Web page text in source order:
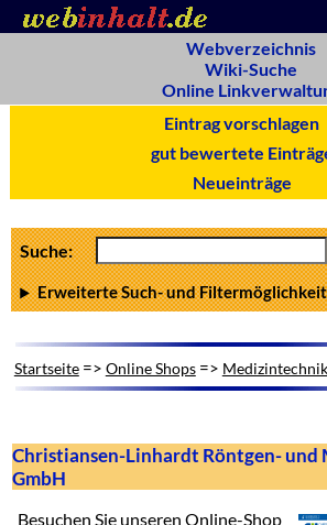
Webverzeichnis
Wiki-Suche
Online
Eintrag vorschlagen
gut bewertete
Neueinträge
Suche:
Erweiterte Such- und
Startseite=> Online Shops=> Medizintechnik
Christiansen-Linhardt Röntgen-
GmbH
Besuchen Sie unseren Online-Shop